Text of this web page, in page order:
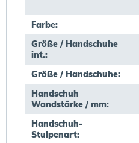
Farbe:
Größe / Handschuhe
int.:
Größe / Handschuhe:
Handschuh
Wandstärke / mm:
Handschuh-
Stulpenart: